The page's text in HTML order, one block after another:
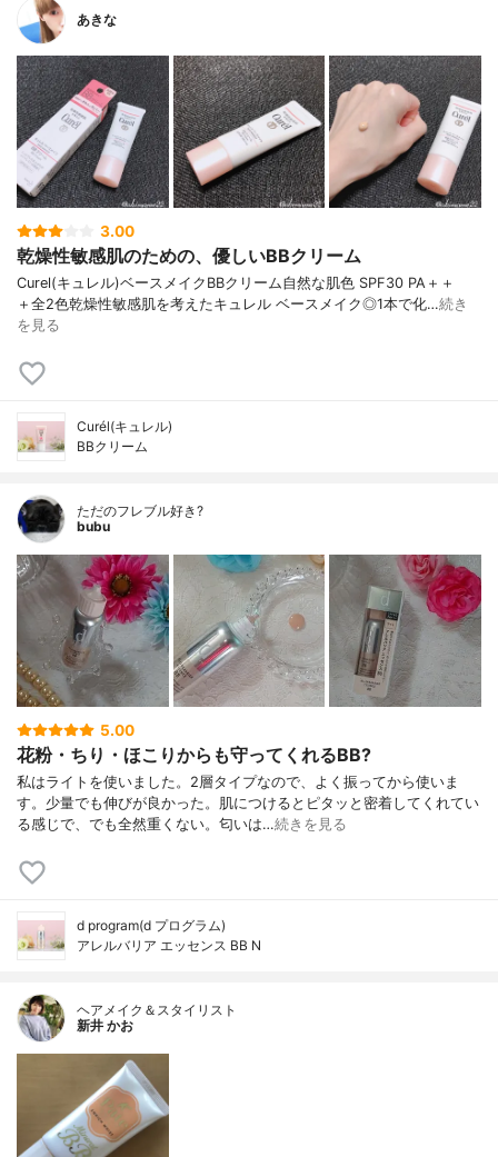
あきな
3.00
乾燥性敏感肌のための、優しいBBクリーム
Curel(キュレル) ベースメイクBBクリーム 自然な肌色 SPF30 PA＋＋
＋ 全2色 乾燥性敏感肌を考えた キュレル ベースメイク ◎1本で 化…続き
を見る
Curél(キュレル)
BBクリーム
ただのフレブル好き?
bubu
5.00
花粉・ちり・ほこりからも守ってくれるBB?
私はライトを使いました。2層タイプなので、よく振ってから使いま
す。少量でも伸びが良かった。肌につけるとピタッと密着してくれてい
る感じで、でも全然重くない。匂いは…続きを見る
d program(d プログラム)
アレルバリア エッセンス BB N
ヘアメイク＆スタイリスト
新井 かお